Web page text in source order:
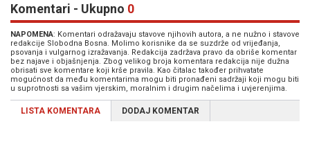
Komentari - Ukupno 0
NAPOMENA: Komentari odražavaju stavove njihovih autora, a ne nužno i stavove
redakcije Slobodna Bosna. Molimo korisnike da se suzdrže od vrijeđanja,
psovanja i vulgarnog izražavanja. Redakcija zadržava pravo da obriše komentar
bez najave i objašnjenja. Zbog velikog broja komentara redakcija nije dužna
obrisati sve komentare koji krše pravila. Kao čitalac također prihvatate
mogućnost da među komentarima mogu biti pronađeni sadržaji koji mogu biti
u suprotnosti sa vašim vjerskim, moralnim i drugim načelima i uvjerenjima.
LISTA KOMENTARA DODAJ KOMENTAR